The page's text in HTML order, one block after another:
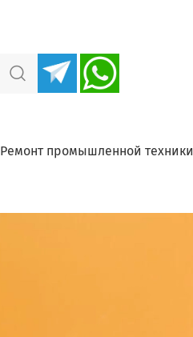
Ремонт промышленной техники